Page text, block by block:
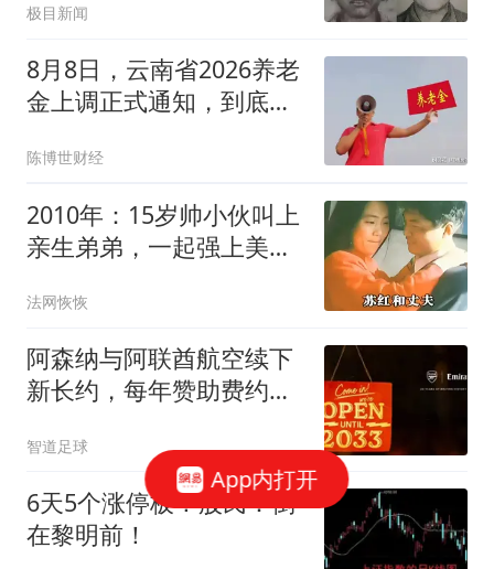
极目新闻
8月8日，云南省2026养老
金上调正式通知，到底有
陈博世财经
2010年：15岁帅小伙叫上
亲生弟弟，一起强上美少
然是一个杀人不眨眼的恶
魔
法网恢恢
阿森纳与阿联酋航空续下
新长约，每年赞助费约
智道足球
6天5个涨停板！股民：倒
在黎明前！
App内打开